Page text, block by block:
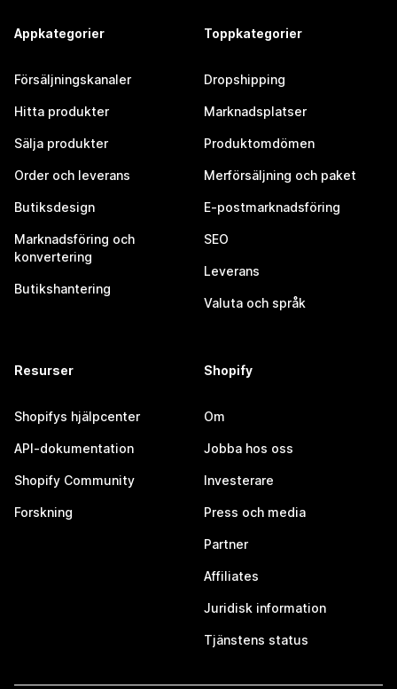
Appkategorier
Försäljningskanaler
Hitta produkter
Sälja produkter
Order och leverans
Butiksdesign
Marknadsföring och
konvertering
Butikshantering
Toppkategorier
Dropshipping
Marknadsplatser
Produktomdömen
Merförsäljning och paket
E-postmarknadsföring
SEO
Leverans
Valuta och språk
Resurser
Shopifys hjälpcenter
API-dokumentation
Shopify Community
Forskning
Shopify
Om
Jobba hos oss
Investerare
Press och media
Partner
Affiliates
Juridisk information
Tjänstens status